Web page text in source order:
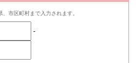
市区町村まで入力されます。
-